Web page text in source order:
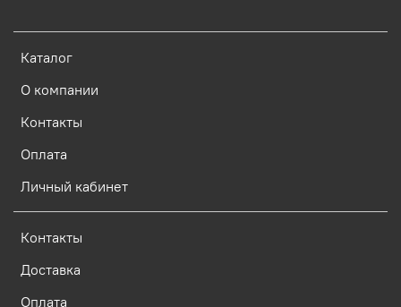
Каталог
О компании
Контакты
Оплата
Личный кабинет
Контакты
Доставка
Оплата